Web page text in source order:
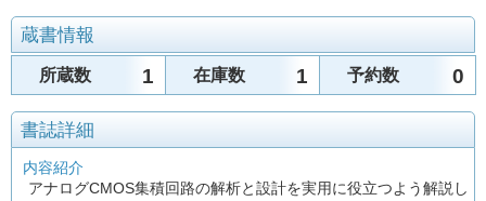
蔵書情報
所蔵数 1 在庫数 1 予約数 0
書誌詳細
内容紹介
アナログCMOS集積回路の解析と設計を実用に役立つよう解説し